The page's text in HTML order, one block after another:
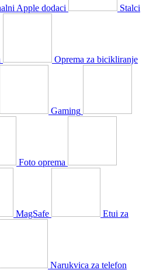
Apple dodaci Stalci
Oprema za bicikliranje
Gaming
Foto oprema
MagSafe Etui za
Narukvica za telefon